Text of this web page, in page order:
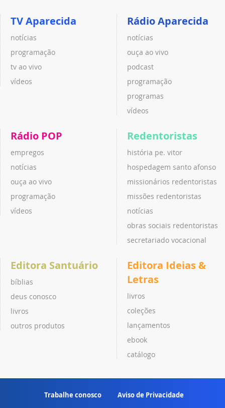
TV Aparecida
notícias
programação
tv ao vivo
vídeos
Rádio Aparecida
notícias
ouça ao vivo
podcast
programação
programas
vídeos
Rádio POP
empregos
notícias
ouça ao vivo
programação
vídeos
Redentoristas
história pe. vitor
hospedagem santo afonso
missionários redentoristas
missões redentoristas
notícias
obras sociais redentoristas
secretariado vocacional
Editora Santuário
bíblias
deus conosco
livros
outros produtos
Editora Ideias &
Letras
livros
coleções
lançamentos
ebook
catálogo
Trabalhe conosco Aviso de Privacidade